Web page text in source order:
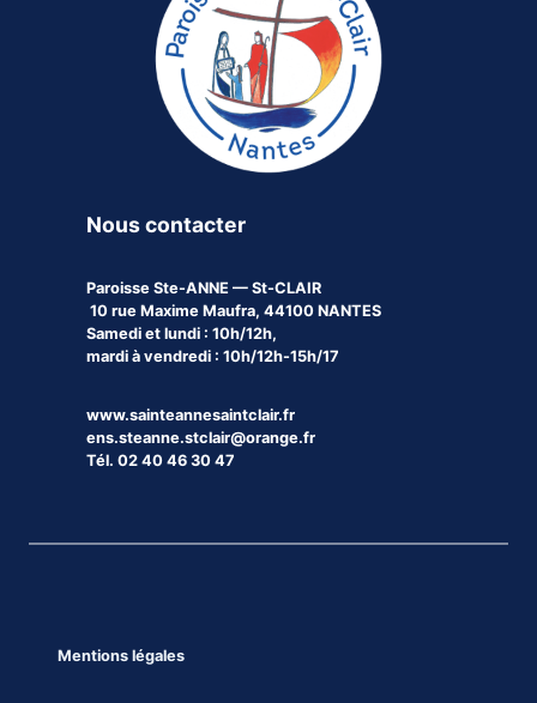
Nous contacter
Paroisse Ste-ANNE — St-CLAIR
10 rue Maxime Maufra, 44100 NANTES
Samedi et lundi : 10h/12h,
mardi à vendredi : 10h/12h-15h/17
www.sainteannesaintclair.fr
ens.steanne.stclair@orange.fr
Tél. 02 40 46 30 47
Mentions légales